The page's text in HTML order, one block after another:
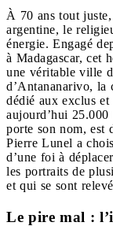
À 70 ans tout
argentine, le
énergie. Engagé
à Madagascar, cet
une véritable ville
d’Antananarivo, la
dédié aux exclus
aujourd’hui 25.000
porte son nom, est
Pierre Lunel a
d’une foi à
les portraits de
et qui se sont
Le pire mal :